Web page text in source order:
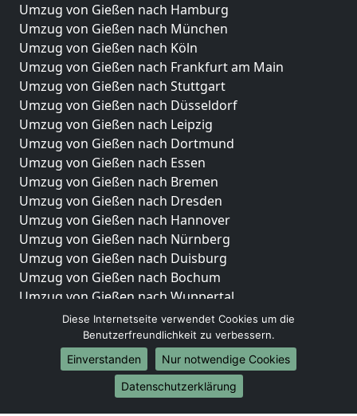
Umzug von Gießen nach Hamburg
Umzug von Gießen nach München
Umzug von Gießen nach Köln
Umzug von Gießen nach Frankfurt am Main
Umzug von Gießen nach Stuttgart
Umzug von Gießen nach Düsseldorf
Umzug von Gießen nach Leipzig
Umzug von Gießen nach Dortmund
Umzug von Gießen nach Essen
Umzug von Gießen nach Bremen
Umzug von Gießen nach Dresden
Umzug von Gießen nach Hannover
Umzug von Gießen nach Nürnberg
Umzug von Gießen nach Duisburg
Umzug von Gießen nach Bochum
Umzug von Gießen nach Wuppertal
Umzug von Gießen nach Bielefeld
Umzug von Gießen nach Bonn
Umzug von Gießen nach Münster
Internationale-Umzüge
Umzug von Gießen nach Brasilien
Diese Internetseite verwendet Cookies um die
Benutzerfreundlichkeit zu verbessern.
Einverstanden
Nur notwendige Cookies
Datenschutzerklärung